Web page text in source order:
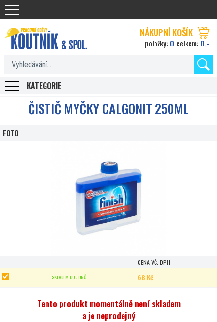
Koutnik.com
ČISTIČ MYČKY CALGONIT 250ML
FOTO
CENA VČ. DPH
SKLADEM DO 7 DNŮ 68 Kč
Tento produkt momentálně není skladem
a je neprodejný
KATEGORIE
NÁKUPNÍ KOŠÍK
položky: 0 celkem: 0,-